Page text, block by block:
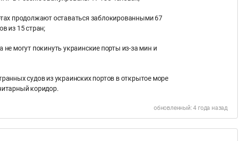
продолжают оставаться заблокированными 67
из 15 стран;
не могут покинуть украинские порты из-за мин и
судов из украинских портов в открытое море
коридор.
обновленный: 4 года назад